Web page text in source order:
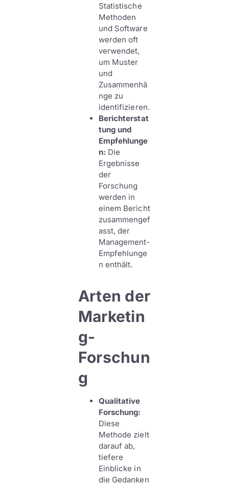
Statistische
Methoden
und Software
werden oft
verwendet,
um Muster
und
Zusammenhä
nge zu
identifizieren.
Berichterstat
tung und
Empfehlunge
n: Die
Ergebnisse
der
Forschung
werden in
einem Bericht
zusammengef
asst, der
Management-
Empfehlunge
n enthält.
Arten der
Marketin
g-
Forschun
g
Qualitative
Forschung:
Diese
Methode zielt
darauf ab,
tiefere
Einblicke in
die Gedanken